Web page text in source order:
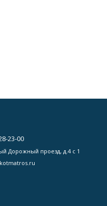
23-00
Дорожный проезд, д.4 с 1